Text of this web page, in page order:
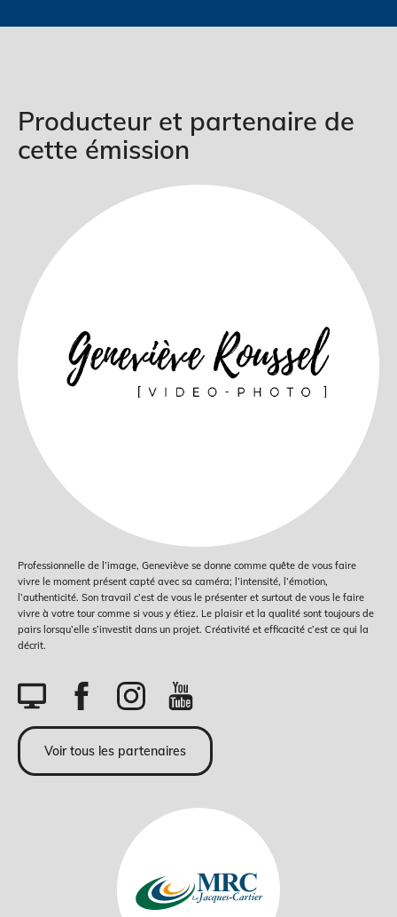
Producteur et partenaire de
cette émission
Professionnelle de l’image, Geneviève se donne comme quête de vous faire
vivre le moment présent capté avec sa caméra; l’intensité, l’émotion,
l’authenticité. Son travail c’est de vous le présenter et surtout de vous le faire
vivre à votre tour comme si vous y étiez. Le plaisir et la qualité sont toujours de
pairs lorsqu’elle s’investit dans un projet. Créativité et efficacité c’est ce qui la
décrit.
Voir tous les partenaires